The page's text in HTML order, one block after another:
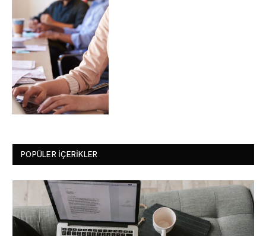
POPÜLER İÇERIKLER